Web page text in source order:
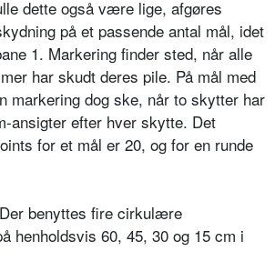
dette også være lige, afgøres
på et passende antal mål, idet
1. Markering finder sted, når alle
har skudt deres pile. På mål med
markering dog ske, når to skytter har
ansigter efter hver skytte. Det
for et mål er 20, og for en runde
benyttes fire cirkulære
henholdsvis 60, 45, 30 og 15 cm i